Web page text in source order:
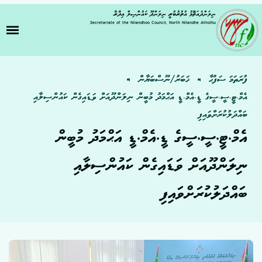
ނިލަންދެއަތޮޅު އުތުރުބުރީ ނިލަންދޫ ކައުންސިލް އިދާރާ
Secretariate of the Nilandhoo Council, North Nilandhe Atholhu
ފުރަތަމަ ސަފުޙާ
ޚަބަރު/ނޫސްބަޔާން
އެމް.ޓީ.ސީ.ސީގެ ޑީ.އެމް.ޑީ އަޙްމަދު މުބީން ނިލަންދޫއަށް ވަޑައިގެން ކައުންސިލާއި
ބައްދަލުކުރަށްވައިފި
އެމް.ޓީ.ސީ.ސީގެ ޑީ.އެމް.ޑީ އަޙްމަދު މުބީން
ނިލަންދޫއަށް ވަޑައިގެން ކައުންސިލާއި
ބައްދަލުކުރަށްވައިފި